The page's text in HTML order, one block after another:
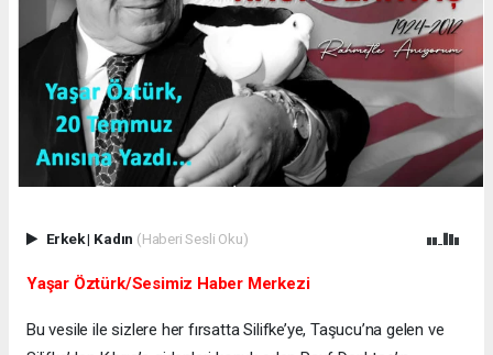
Erkek| Kadın (Haberi Sesli Oku)
Yaşar Öztürk/Sesimiz Haber Merkezi
Bu vesile ile sizlere her fırsatta Silifke’ye, Taşucu’na gelen ve